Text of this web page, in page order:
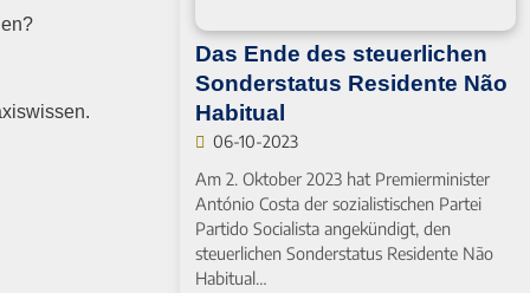
Das Ende des steuerlichen
Sonderstatus Residente Não
Habitual
06-10-2023
Am 2. Oktober 2023 hat Premierminister
António Costa der sozialistischen Partei
Partido Socialista angekündigt, den
steuerlichen Sonderstatus Residente Não
Habitual…